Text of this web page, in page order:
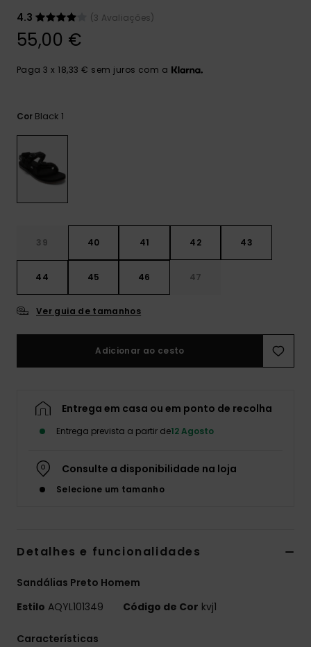
respostas
para as
frequentes e o
nosso
4.3
(3 Avaliações)
55,00 €
Paga 3 x 18,33 € sem juros com a
Cor Black 1
39 40 41 42 43
44 45 46 47
Ver guia de tamanhos
Adicionar ao cesto
Entrega em casa ou em ponto de recolha
Entrega prevista a partir de12 Agosto
Consulte a disponibilidade na loja
Selecione um tamanho
Detalhes e funcionalidades
Sandálias Preto Homem
Estilo AQYL101349 Código de Cor kvj1
Características